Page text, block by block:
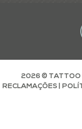
2026 © TATTOO
RECLAMAÇÕES